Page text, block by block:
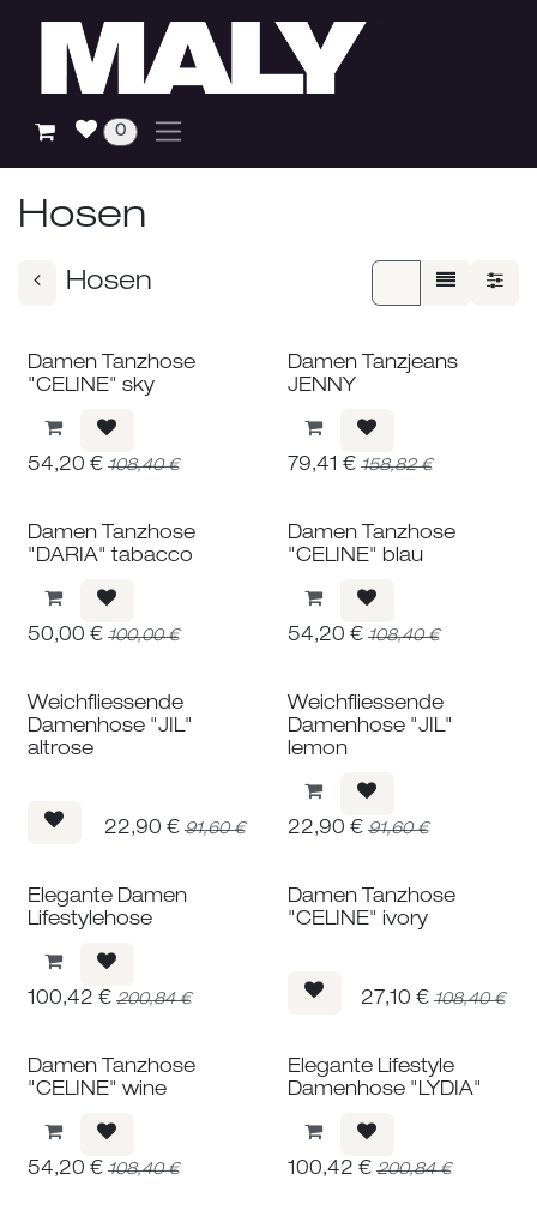
0
Hosen
Hosen
Damen Tanzhose
"CELINE" sky
54,20 € 108,40€
Damen Tanzjeans
JENNY
79,41 € 158,82€
Damen Tanzhose
"DARIA" tabacco
50,00 € 100,00€
Damen Tanzhose
"CELINE" blau
54,20 € 108,40€
Weichfliessende
Damenhose "JIL"
altrose
22,90 € 91,60€
Weichfliessende
Damenhose "JIL"
lemon
22,90 € 91,60€
Elegante Damen
Lifestylehose
100,42 € 200,84€
Damen Tanzhose
"CELINE" ivory
27,10 € 108,40€
Damen Tanzhose
"CELINE" wine
54,20 € 108,40€
Elegante Lifestyle
Damenhose "LYDIA"
100,42 € 200,84€